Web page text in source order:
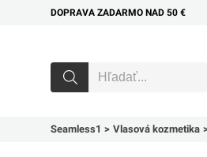
DOPRAVA ZADARMO NAD 50 €
Seamless1 Vlasová kozmetika